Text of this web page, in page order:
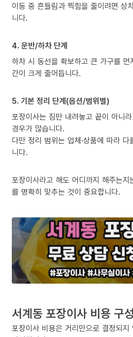
이동 중 흔들림과 찍힘을 줄이려면 상
니다.
4. 운반/하차 단계
하차 시 동선을 확보하고 큰 가구를
간이 크게 줄어듭니다.
5. 기본 정리 단계(옵션/범위별)
포장이사는 짐만 내려놓고 끝이 아니
경우가 많습니다.
다만 정리 범위는 업체·상품에 따라
니다.
포장이사라고 해도 어디까지 해주는
를 명확히 맞추는 것이 중요합니다.
서계동 포장이사 비용 구성
포장이사 비용은 거리만으로 결정되